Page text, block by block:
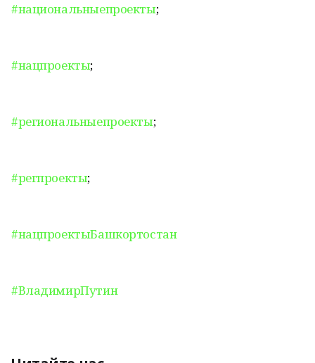
#национальныепроекты;
#нацпроекты;
#региональныепроекты;
#регпроекты;
#нацпроектыБашкортостан
#ВладимирПутин